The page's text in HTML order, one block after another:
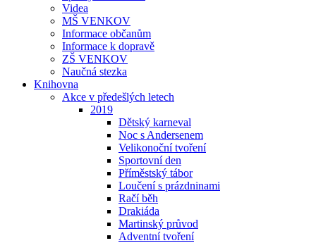
Videa
MŠ VENKOV
Informace občanům
Informace k dopravě
ZŠ VENKOV
Naučná stezka
Knihovna
Akce v předešlých letech
2019
Dětský karneval
Noc s Andersenem
Velikonoční tvoření
Sportovní den
Příměstský tábor
Loučení s prázdninami
Račí běh
Drakiáda
Martinský průvod
Adventní tvoření